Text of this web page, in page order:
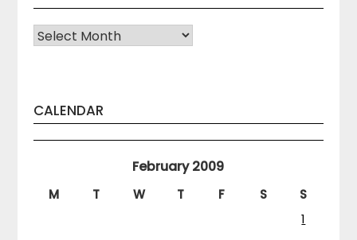
Arhiva
CALENDAR
February 2009
M T W T F S
S
1